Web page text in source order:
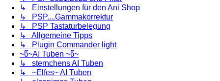
↳ Einstellungen für den Ani Shop
↳ PSP....Gammakorrektur
↳ PSP Tastaturbelegung
↳ Allgemeine Tipps
↳ Plugin Commander light
~წ~AI Tuben ~წ~
↳ sternchens AI Tuben
↳ ~Elfes~ AI Tuben